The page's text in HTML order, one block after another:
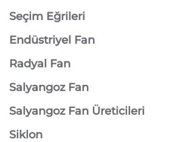
Seçim Eğrileri
Endüstriyel Fan
Radyal Fan
Salyangoz Fan
Salyangoz Fan Üreticileri
Siklon